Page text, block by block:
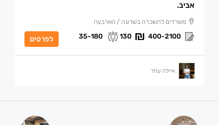
אביב.
משרדים להשכרה בשרונה / הארבעה
400-2100
130
35-180 לפרטים
איילה עוזר